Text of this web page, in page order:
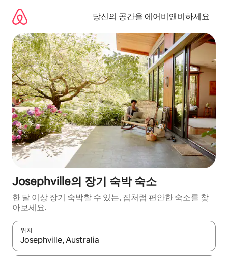
당신의 공간을 에어비앤비하세요
Josephville의 장기 숙박 숙소
한 달 이상 장기 숙박할 수 있는, 집처럼 편안한 숙소를 찾
아보세요.
위치
결과가 나오면 위·아래 화살표 키를 사용하거나 터치 또는 스와이